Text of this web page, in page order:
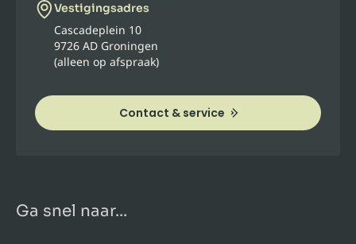
Vestigingsadres
Cascadeplein 10
9726 AD Groningen
(alleen op afspraak)
Contact & service
Ga snel naar...